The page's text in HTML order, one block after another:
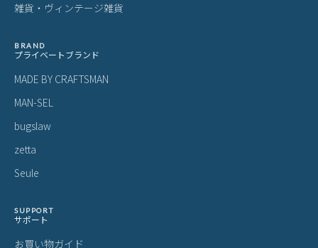
雑貨・ヴィンテージ雑貨
BRAND
プライベートブランド
MADE BY CRAFTSMAN
MAN-SEL
bugslaw
zetta
Seule
SUPPORT
サポート
お買い物ガイド